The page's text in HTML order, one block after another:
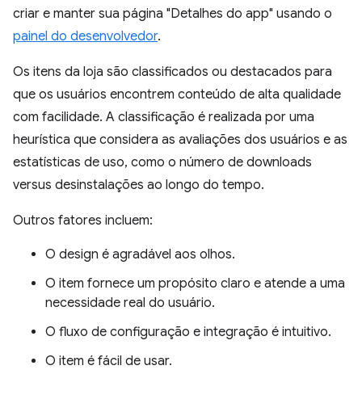
criar e manter sua página "Detalhes do app" usando o
painel do desenvolvedor.
Os itens da loja são classificados ou destacados para
que os usuários encontrem conteúdo de alta qualidade
com facilidade. A classificação é realizada por uma
heurística que considera as avaliações dos usuários e as
estatísticas de uso, como o número de downloads
versus desinstalações ao longo do tempo.
Outros fatores incluem:
O design é agradável aos olhos.
O item fornece um propósito claro e atende a uma
necessidade real do usuário.
O fluxo de configuração e integração é intuitivo.
O item é fácil de usar.